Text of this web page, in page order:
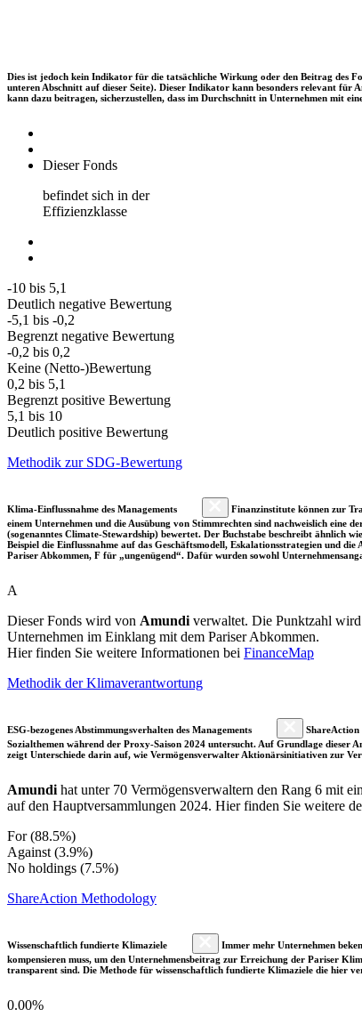
Dies ist jedoch kein Indikator für die tatsächliche Wirkung oder den Beitrag des
unteren Abschnitt auf dieser Seite). Dieser Indikator kann besonders relevant für
kann dazu beitragen, sicherzustellen, dass im Durchschnitt in Unternehmen mit
Dieser Fonds
befindet sich in der
Effizienzklasse
-10 bis 5,1
Deutlich negative Bewertung
-5,1 bis -0,2
Begrenzt negative Bewertung
-0,2 bis 0,2
Keine (Netto-)Bewertung
0,2 bis 5,1
Begrenzt positive Bewertung
5,1 bis 10
Deutlich positive Bewertung
Methodik zur SDG-Bewertung
Klima-Einflussnahme des Managements
Finanzinstitute können zur
einem Unternehmen und die Ausübung von Stimmrechten sind nachweislich
(sogenanntes Climate-Stewardship) bewertet. Der Buchstabe beschreibt ähnlich
Beispiel die Einflussnahme auf das Geschäftsmodell, Eskalationsstrategien und
Pariser Abkommen, F für „ungenügend“. Dafür wurden sowohl
A
Dieser Fonds wird von Amundi verwaltet. Die Punktzahl
Unternehmen im Einklang mit dem Pariser Abkommen.
Hier finden Sie weitere Informationen bei FinanceMap
Methodik der Klimaverantwortung
ESG-bezogenes Abstimmungsverhalten des Managements
ShareAction
Sozialthemen während der Proxy-Saison 2024 untersucht. Auf Grundlage dieser
zeigt Unterschiede darin auf, wie Vermögensverwalter Aktionärsinitiativen zur
Amundi hat unter 70 Vermögensverwaltern den Rang 6 mit
auf den Hauptversammlungen 2024. Hier finden Sie weitere
For (88.5%)
Against (3.9%)
No holdings (7.5%)
ShareAction Methodology
Wissenschaftlich fundierte Klimaziele
Immer mehr Unternehmen
kompensieren muss, um den Unternehmensbeitrag zur Erreichung der Pariser
transparent sind. Die Methode für wissenschaftlich fundierte Klimaziele die hier
0.00%